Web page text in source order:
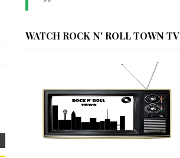
WATCH ROCK N' ROLL TOWN TV